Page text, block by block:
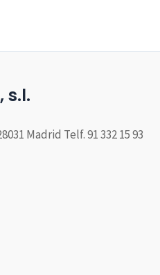
s.l.
Madrid Telf. 91 332 15 93